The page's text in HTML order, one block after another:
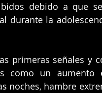
debido a que
durante la
primeras señales y
como un
noches, hambre